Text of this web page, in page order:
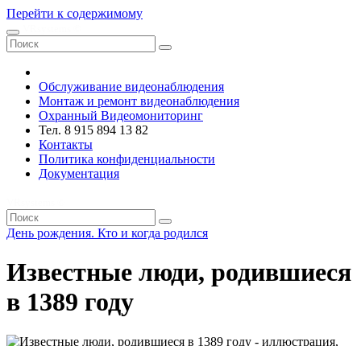
Перейти к содержимому
Обслуживание видеонаблюдения
Монтаж и ремонт видеонаблюдения
Охранный Видеомониторинг
Тел. 8 915 894 13 82
Контакты
Политика конфиденциальности
Документация
День рождения. Кто и когда родился
Известные люди, родившиеся
в 1389 году